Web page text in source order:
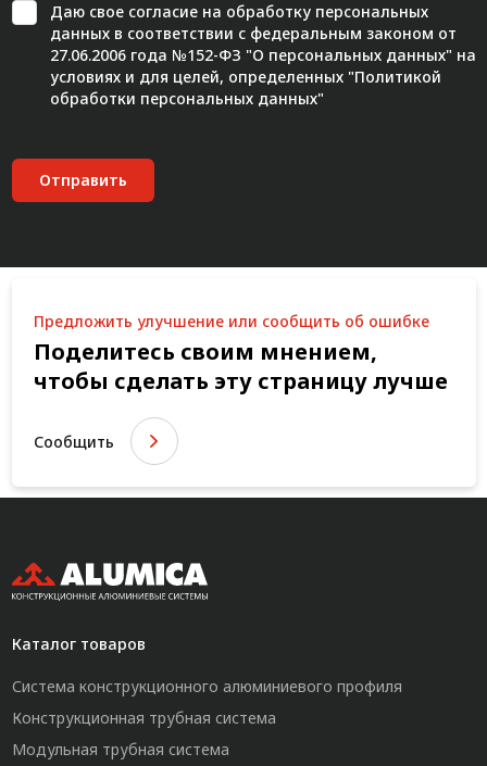
Даю свое согласиена обработку персональных
данных в соответствии с федеральным законом от
27.06.2006 года №152-ФЗ "О персональных данных" на
условиях и для целей, определенных "Политикой
обработки персональных данных"
Отправить
Предложить улучшение или сообщить об ошибке
Поделитесь своим мнением,
чтобы сделать эту страницу лучше
Сообщить
Каталог товаров
Система конструкционного алюминиевого профиля
Конструкционная трубная система
Модульная трубная система